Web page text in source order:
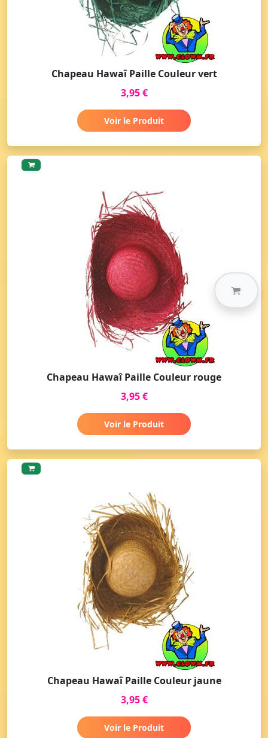
Chapeau Hawaî Paille Couleur vert
3,95 €
Voir le Produit
Chapeau Hawaî Paille Couleur rouge
3,95 €
Voir le Produit
Chapeau Hawaî Paille Couleur jaune
3,95 €
Voir le Produit